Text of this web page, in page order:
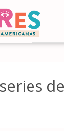
series de